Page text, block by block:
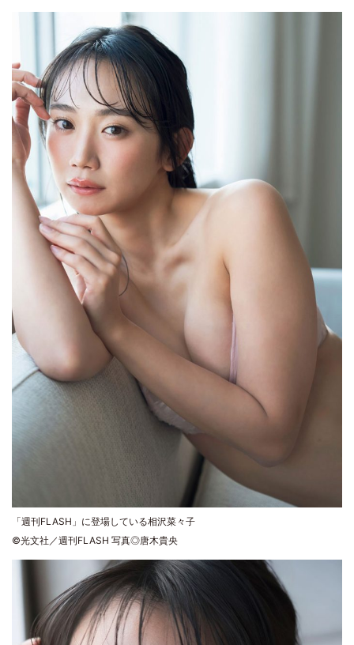
「週刊FLASH」に登場している相沢菜々子
©光文社／週刊FLASH 写真◎唐木貴央